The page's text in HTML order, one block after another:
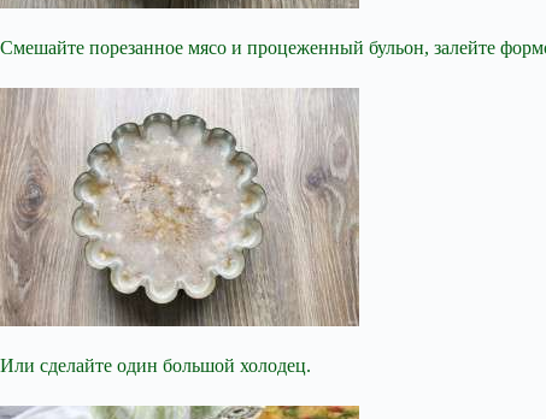
Смешайте порезанное мясо и процеженный бульон, залейте
Или сделайте один большой холодец.